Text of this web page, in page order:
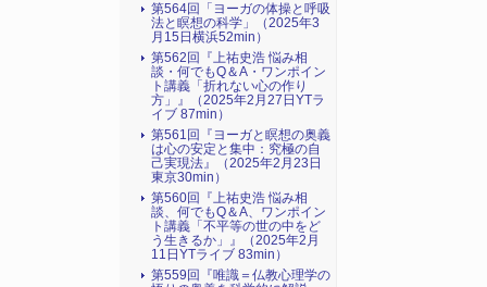
第564回「ヨーガの体操と呼吸
法と瞑想の科学」（2025年3
月15日横浜52min）
第562回『上祐史浩 悩み相
談・何でもQ＆A・ワンポイン
ト講義「折れない心の作り
方」』（2025年2月27日YTラ
イブ 87min）
第561回『ヨーガと瞑想の奥義
は心の安定と集中：究極の自
己実現法』（2025年2月23日
東京30min）
第560回『上祐史浩 悩み相
談、何でもQ＆A、ワンポイン
ト講義「不平等の世の中をど
う生きるか」』（2025年2月
11日YTライブ 83min）
第559回『唯識＝仏教心理学の